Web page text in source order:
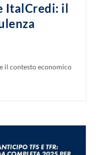
ItalCredi: il
il contesto economico